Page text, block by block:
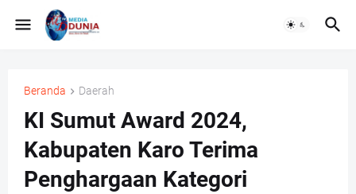
Beranda Daerah
KI Sumut Award 2024,
Kabupaten Karo Terima
Penghargaan Kategori